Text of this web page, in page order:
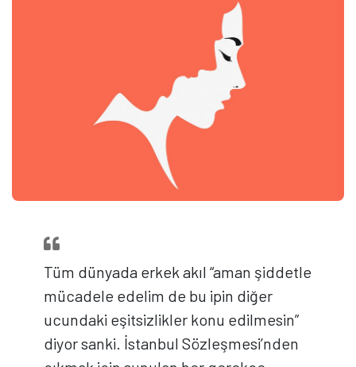
Tüm dünyada erkek akıl “aman şiddetle
mücadele edelim de bu ipin diğer
ucundaki eşitsizlikler konu edilmesin”
diyor sanki. İstanbul Sözleşmesi’nden